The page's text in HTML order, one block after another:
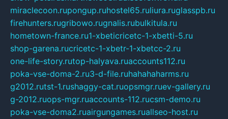
miraclecoon.rupongup.ruhostel65.ruliura.ruglasspb.ru
firehunters.rugribowo.rugnalis.rubulkitula.ru
hometown-france.ru1-xbeticricetc-1-xbetti-5.ru
shop-garena.rucricetc-1-xbetr-1-xbetcc-2.ru
one-life-story.rutop-halyava.ruaccounts112.ru
poka-vse-doma-2.ru3-d-file.ruhahahaharms.ru
g2012.rutst-1.rushaggy-cat.ruopsmgr.ruev-gallery.ru
g-2012.ruops-mgr.ruaccounts-112.rucsm-demo.ru
poka-vse-doma2.ruairgungames.ruallseo-host.ru